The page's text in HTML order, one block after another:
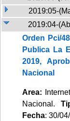
2019:05-
2019:04-
Orden Pci/
Publica La
2019,
Nacional
Area:
Nacional.
Fecha: 30/